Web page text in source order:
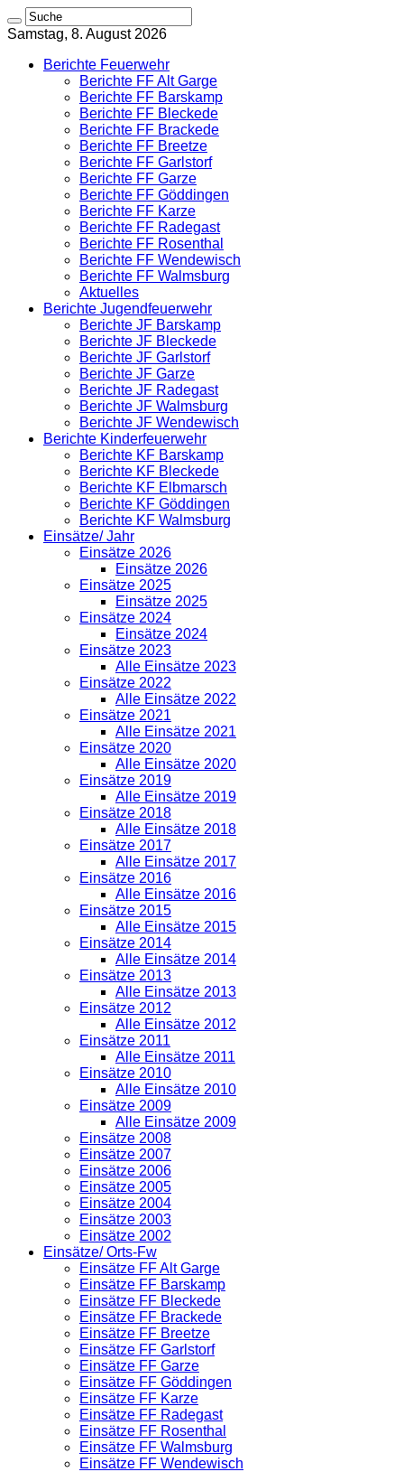
Samstag, 8. August 2026
Berichte Feuerwehr
Berichte FF Alt Garge
Berichte FF Barskamp
Berichte FF Bleckede
Berichte FF Brackede
Berichte FF Breetze
Berichte FF Garlstorf
Berichte FF Garze
Berichte FF Göddingen
Berichte FF Karze
Berichte FF Radegast
Berichte FF Rosenthal
Berichte FF Wendewisch
Berichte FF Walmsburg
Aktuelles
Berichte Jugendfeuerwehr
Berichte JF Barskamp
Berichte JF Bleckede
Berichte JF Garlstorf
Berichte JF Garze
Berichte JF Radegast
Berichte JF Walmsburg
Berichte JF Wendewisch
Berichte Kinderfeuerwehr
Berichte KF Barskamp
Berichte KF Bleckede
Berichte KF Elbmarsch
Berichte KF Göddingen
Berichte KF Walmsburg
Einsätze/ Jahr
Einsätze 2026
Einsätze 2026
Einsätze 2025
Einsätze 2025
Einsätze 2024
Einsätze 2024
Einsätze 2023
Alle Einsätze 2023
Einsätze 2022
Alle Einsätze 2022
Einsätze 2021
Alle Einsätze 2021
Einsätze 2020
Alle Einsätze 2020
Einsätze 2019
Alle Einsätze 2019
Einsätze 2018
Alle Einsätze 2018
Einsätze 2017
Alle Einsätze 2017
Einsätze 2016
Alle Einsätze 2016
Einsätze 2015
Alle Einsätze 2015
Einsätze 2014
Alle Einsätze 2014
Einsätze 2013
Alle Einsätze 2013
Einsätze 2012
Alle Einsätze 2012
Einsätze 2011
Alle Einsätze 2011
Einsätze 2010
Alle Einsätze 2010
Einsätze 2009
Alle Einsätze 2009
Einsätze 2008
Einsätze 2007
Einsätze 2006
Einsätze 2005
Einsätze 2004
Einsätze 2003
Einsätze 2002
Einsätze/ Orts-Fw
Einsätze FF Alt Garge
Einsätze FF Barskamp
Einsätze FF Bleckede
Einsätze FF Brackede
Einsätze FF Breetze
Einsätze FF Garlstorf
Einsätze FF Garze
Einsätze FF Göddingen
Einsätze FF Karze
Einsätze FF Radegast
Einsätze FF Rosenthal
Einsätze FF Walmsburg
Einsätze FF Wendewisch